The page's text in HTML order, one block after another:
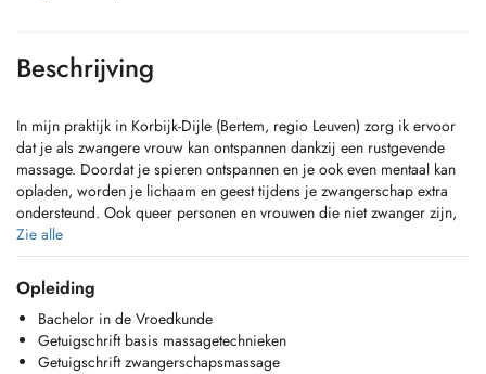
Beschrijving
In mijn praktijk in Korbijk-Dijle (Bertem, regio Leuven) zorg ik ervoor
dat je als zwangere vrouw kan ontspannen dankzij een rustgevende
massage. Doordat je spieren ontspannen en je ook even mentaal kan
opladen, worden je lichaam en geest tijdens je zwangerschap extra
ondersteund. Ook queer personen en vrouwen die niet zwanger zijn,
heet ik van harte welkom voor een relaxerende behandeling.
Zie alle
Opleiding
Bachelor in de Vroedkunde
Getuigschrift basis massagetechnieken
Getuigschrift zwangerschapsmassage